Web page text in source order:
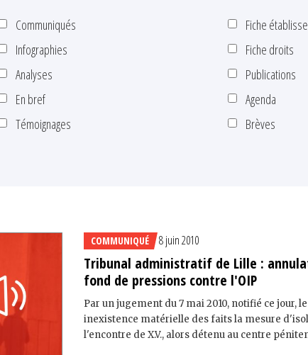
Communiqués
Infographies
Analyses
En bref
Témoignages
Fiche
Fiche droits
Publications
Agenda
Brèves
COMMUNIQUÉ 8 juin 2010
Tribunal administratif de Lille :
fond de pressions contre l'OIP
Par un jugement du 7 mai 2010, notifié ce
inexistence matérielle des faits la mesure
l'encontre de X.V., alors détenu au centre